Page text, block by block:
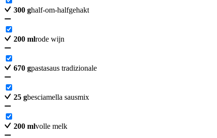
300 ghalf-om-halfgehakt
200 mlrode wijn
670 gpastasaus tradizionale
25 gbesciamella sausmix
200 mlvolle melk